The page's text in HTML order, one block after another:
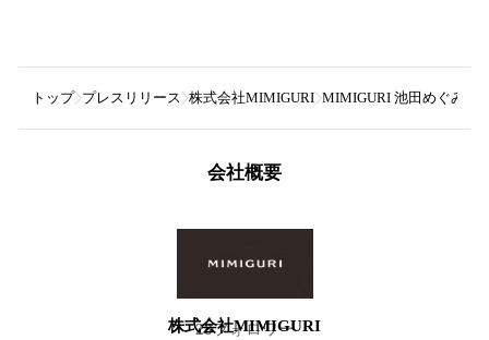
トップ プレスリリース 株式会社MIMIGURI MIMIGURI 池田めぐみと
会社概要
株式会社MIMIGURI
28フォロワー